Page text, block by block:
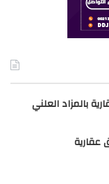
بالمزاد العلني
عقارية